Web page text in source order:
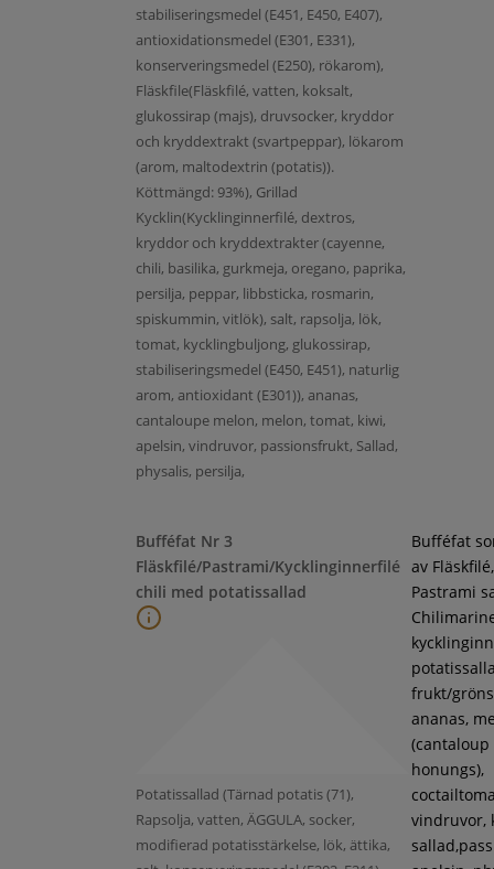
stabiliseringsmedel (E451, E450, E407),
antioxidationsmedel (E301, E331),
konserveringsmedel (E250), rökarom),
Fläskfile(Fläskfilé, vatten, koksalt,
glukossirap (majs), druvsocker, kryddor
och kryddextrakt (svartpeppar), lökarom
(arom, maltodextrin (potatis)).
Köttmängd: 93%), Grillad
Kycklin(Kycklinginnerfilé, dextros,
kryddor och kryddextrakter (cayenne,
chili, basilika, gurkmeja, oregano, paprika,
persilja, peppar, libbsticka, rosmarin,
spiskummin, vitlök), salt, rapsolja, lök,
tomat, kycklingbuljong, glukossirap,
stabiliseringsmedel (E450, E451), naturlig
arom, antioxidant (E301)), ananas,
cantaloupe melon, melon, tomat, kiwi,
apelsin, vindruvor, passionsfrukt, Sallad,
physalis, persilja,
Bufféfat Nr 3
Fläskfilé/Pastrami/Kycklinginnerfilé
chili med potatissallad
Potatissallad (Tärnad potatis (71),
Rapsolja, vatten, ÄGGULA, socker,
modifierad potatisstärkelse, lök, ättika,
Bufféfat
av Fläskfilé,
Pastrami
frukt/
ananas,
(cantaloup
honungs),
vindruvor,